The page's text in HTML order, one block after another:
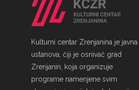
Kulturni centar Zrenjanina je javna
ustanova, čiji je osnivač grad
Zrenjanin, koja organizuje
programe namenjene svim